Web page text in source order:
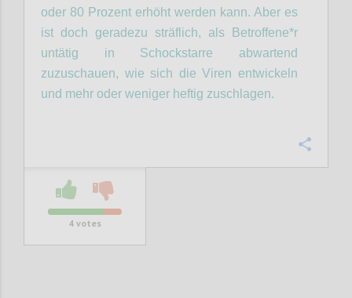
oder 80 Prozent erhöht werden kann. Aber es
ist doch geradezu sträflich, als Betroffene*r
untätig in Schockstarre abwartend
zuzuschauen, wie sich die Viren entwickeln
und mehr oder weniger heftig zuschlagen.
4 votes